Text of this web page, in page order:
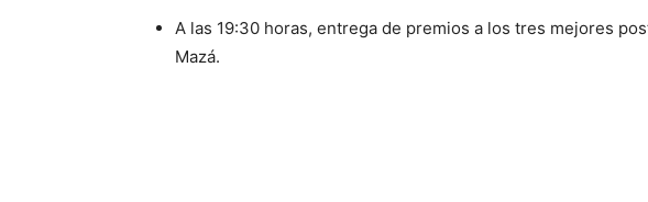
A las 19:30 horas, entrega de premios a los tres mejores
Mazá.